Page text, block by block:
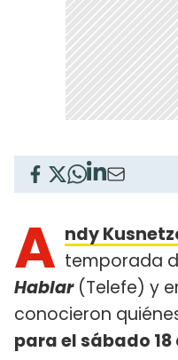
A ndy
temporada
Hablar(Telefe) y
conocieron
para el sábado 18